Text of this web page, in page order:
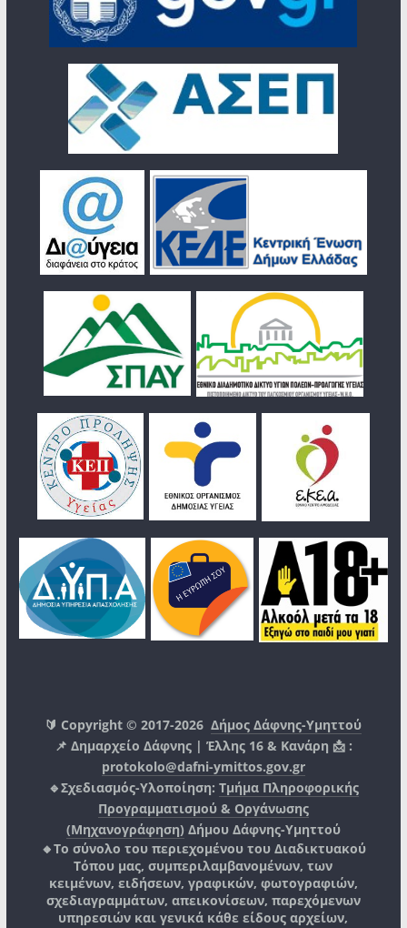
🔰 Copyright © 2017-2026Δήμος Δάφνης-Υμηττού
📌 Δημαρχείο Δάφνης | Έλλης 16 & Κανάρη 📩 :
protokolo@dafni-ymittos.gov.gr
🔹Σχεδιασμός-Υλοποίηση: Τμήμα Πληροφορικής
Προγραμματισμού & Οργάνωσης
(Μηχανογράφηση) Δήμου Δάφνης-Υμηττού
🔸Το σύνολο του περιεχομένου του Διαδικτυακού
Τόπου μας, συμπεριλαμβανομένων, των
κειμένων, ειδήσεων, γραφικών, φωτογραφιών,
σχεδιαγραμμάτων, απεικονίσεων, παρεχόμενων
υπηρεσιών και γενικά κάθε είδους αρχείων,